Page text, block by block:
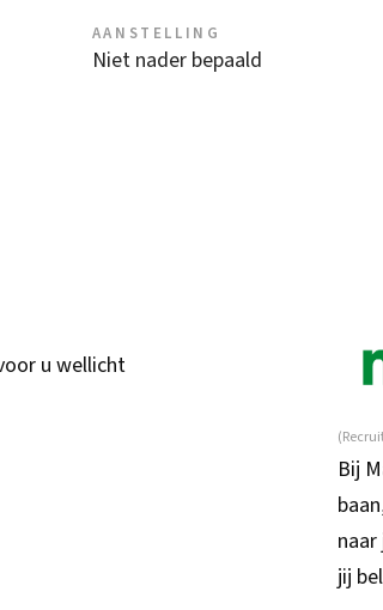
AANSTELLING
Niet nader bepaald
u wellicht
Bij
jij